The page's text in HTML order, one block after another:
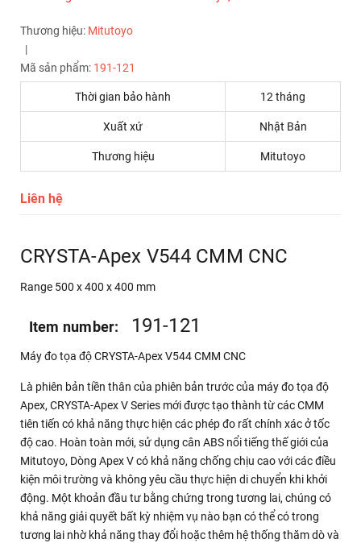
Thương hiệu: Mitutoyo
|
Mã sản phẩm: 191-121
Thời gian bảo hành 12 tháng
Xuất xứ Nhật Bản
Thương hiệu Mitutoyo
Liên hệ
CRYSTA-Apex V544 CMM CNC
Range 500 x 400 x 400 mm
Item number: 191-121
Máy đo tọa độ CRYSTA-Apex V544 CMM CNC
Là phiên bản tiền thân của phiên bản trước của máy đo tọa độ
Apex, CRYSTA-Apex V Series mới được tạo thành từ các CMM
tiên tiến có khả năng thực hiện các phép đo rất chính xác ở tốc
độ cao. Hoàn toàn mới, sử dụng cân ABS nổi tiếng thế giới của
Mitutoyo, Dòng Apex V có khả năng chống chịu cao với các điều
kiện môi trường và không yêu cầu thực hiện di chuyển khi khởi
động. Một khoản đầu tư bằng chứng trong tương lai, chúng có
khả năng giải quyết bất kỳ nhiệm vụ nào bạn có thể có trong
tương lai nhờ khả năng thay đổi hoặc thêm hệ thống thăm dò và